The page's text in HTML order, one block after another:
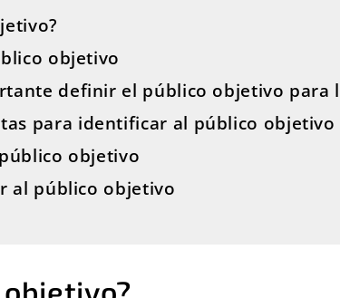
objetivo
definir el público objetivo para
para identificar al público objetivo
objetivo
al público objetivo
objetivo?